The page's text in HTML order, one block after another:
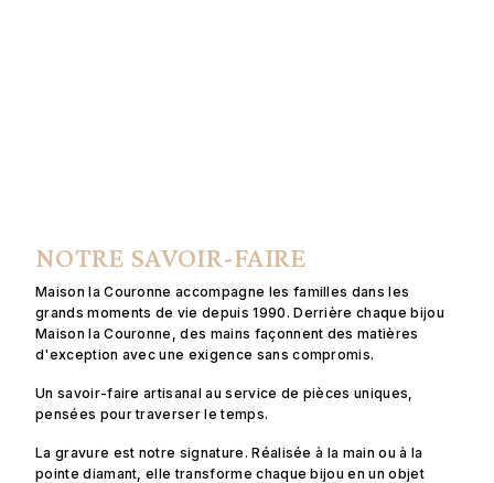
NOTRE SAVOIR-FAIRE
Maison la Couronne accompagne les familles dans les
grands moments de vie depuis 1990. Derrière chaque bijou
Maison la Couronne, des mains façonnent des matières
d'exception avec une exigence sans compromis.
Un savoir-faire artisanal au service de pièces uniques,
pensées pour traverser le temps.
La gravure est notre signature. Réalisée à la main ou à la
pointe diamant, elle transforme chaque bijou en un objet